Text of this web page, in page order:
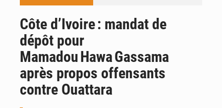
Côte d’Ivoire : mandat de
dépôt pour
Mamadou Hawa Gassama
après propos offensants
contre Ouattara